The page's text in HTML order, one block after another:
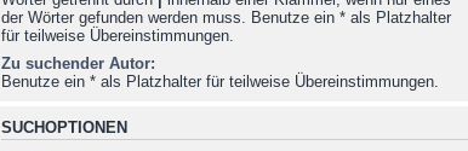
der Wörter gefunden werden muss. Benutze ein * als Platzhalter
für teilweise Übereinstimmungen.
Zu suchender Autor:
Benutze ein * als Platzhalter für teilweise Übereinstimmungen.
SUCHOPTIONEN